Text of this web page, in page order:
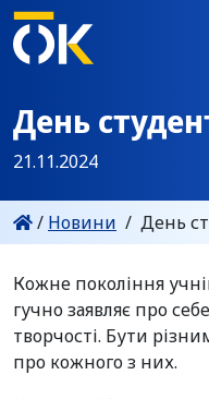
День
21.11.2024
/ Новини / День
Кожне покоління
гучно заявляє про
творчості. Бути
про кожного з них.